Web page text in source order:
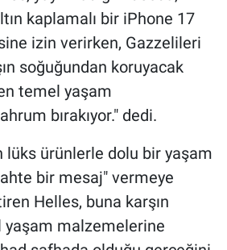
kaplamalı bir iPhone 17
izin verirken, Gazzelileri
soğuğundan koruyacak
temel yaşam
bırakıyor." dedi.
lüks ürünlerle dolu bir yaşam
bir mesaj" vermeye
Helles, buna karşın
yaşam malzemelerine